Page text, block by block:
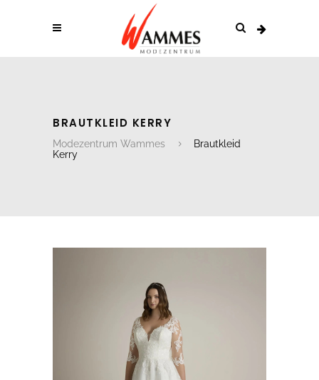
BRAUTKLEID KERRY
Modezentrum Wammes
Brautkleid
Kerry